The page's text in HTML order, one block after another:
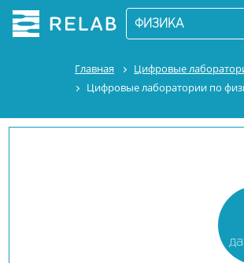
ФИЗИКА
Главная
Цифровые
Цифровые лаборатории по